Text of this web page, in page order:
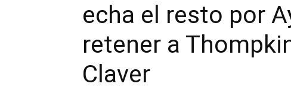
echa el resto por
retener a
Claver